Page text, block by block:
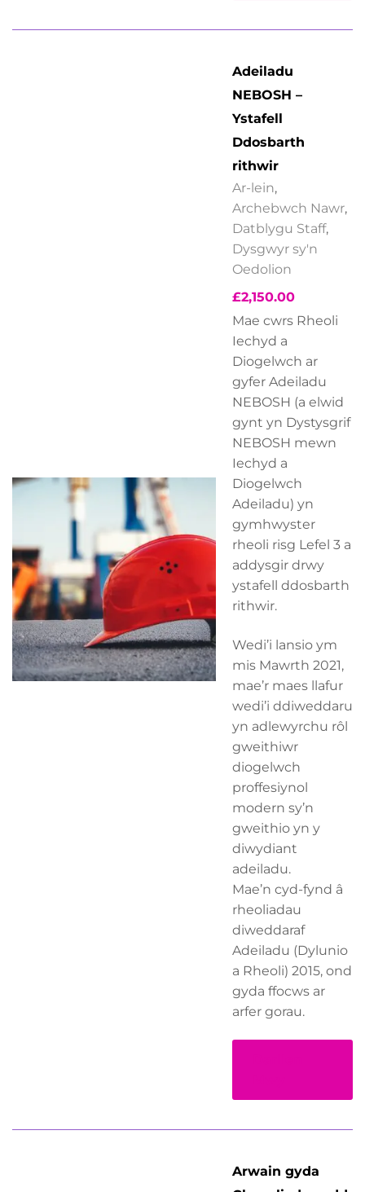
Adeiladu
NEBOSH –
Ystafell
Ddosbarth
rithwir
Ar-lein,
Archebwch Nawr,
Datblygu Staff,
Dysgwyr sy'n
Oedolion
£2,150.00
Mae cwrs Rheoli
Iechyd a
Diogelwch ar
gyfer Adeiladu
NEBOSH (a elwid
gynt yn Dystysgrif
NEBOSH mewn
Iechyd a
Diogelwch
Adeiladu) yn
gymhwyster
rheoli risg Lefel 3 a
addysgir drwy
ystafell ddosbarth
rithwir.
Wedi’i lansio ym
mis Mawrth 2021,
mae’r maes llafur
wedi’i ddiweddaru
yn adlewyrchu rôl
gweithiwr
diogelwch
proffesiynol
modern sy’n
gweithio yn y
diwydiant
adeiladu.
Mae’n cyd-fynd â
rheoliadau
diweddaraf
Adeiladu (Dylunio
a Rheoli) 2015, ond
gyda ffocws ar
arfer gorau.
Arwain gyda